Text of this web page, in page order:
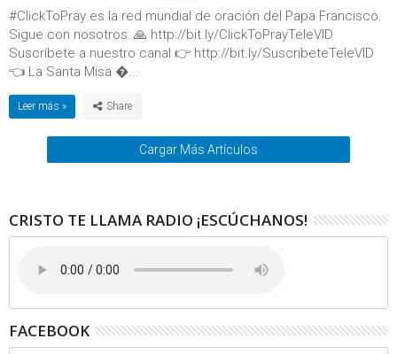
#ClickToPray es la red mundial de oración del Papa Francisco.
Sigue con nosotros: 🙏 http://bit.ly/ClickToPrayTeleVID
Suscríbete a nuestro canal 👉 http://bit.ly/SuscribeteTeleVID
👈 La Santa Misa ...
Leer más »
Cargar Más Artículos
CRISTO TE LLAMA RADIO ¡ESCÚCHANOS!
FACEBOOK